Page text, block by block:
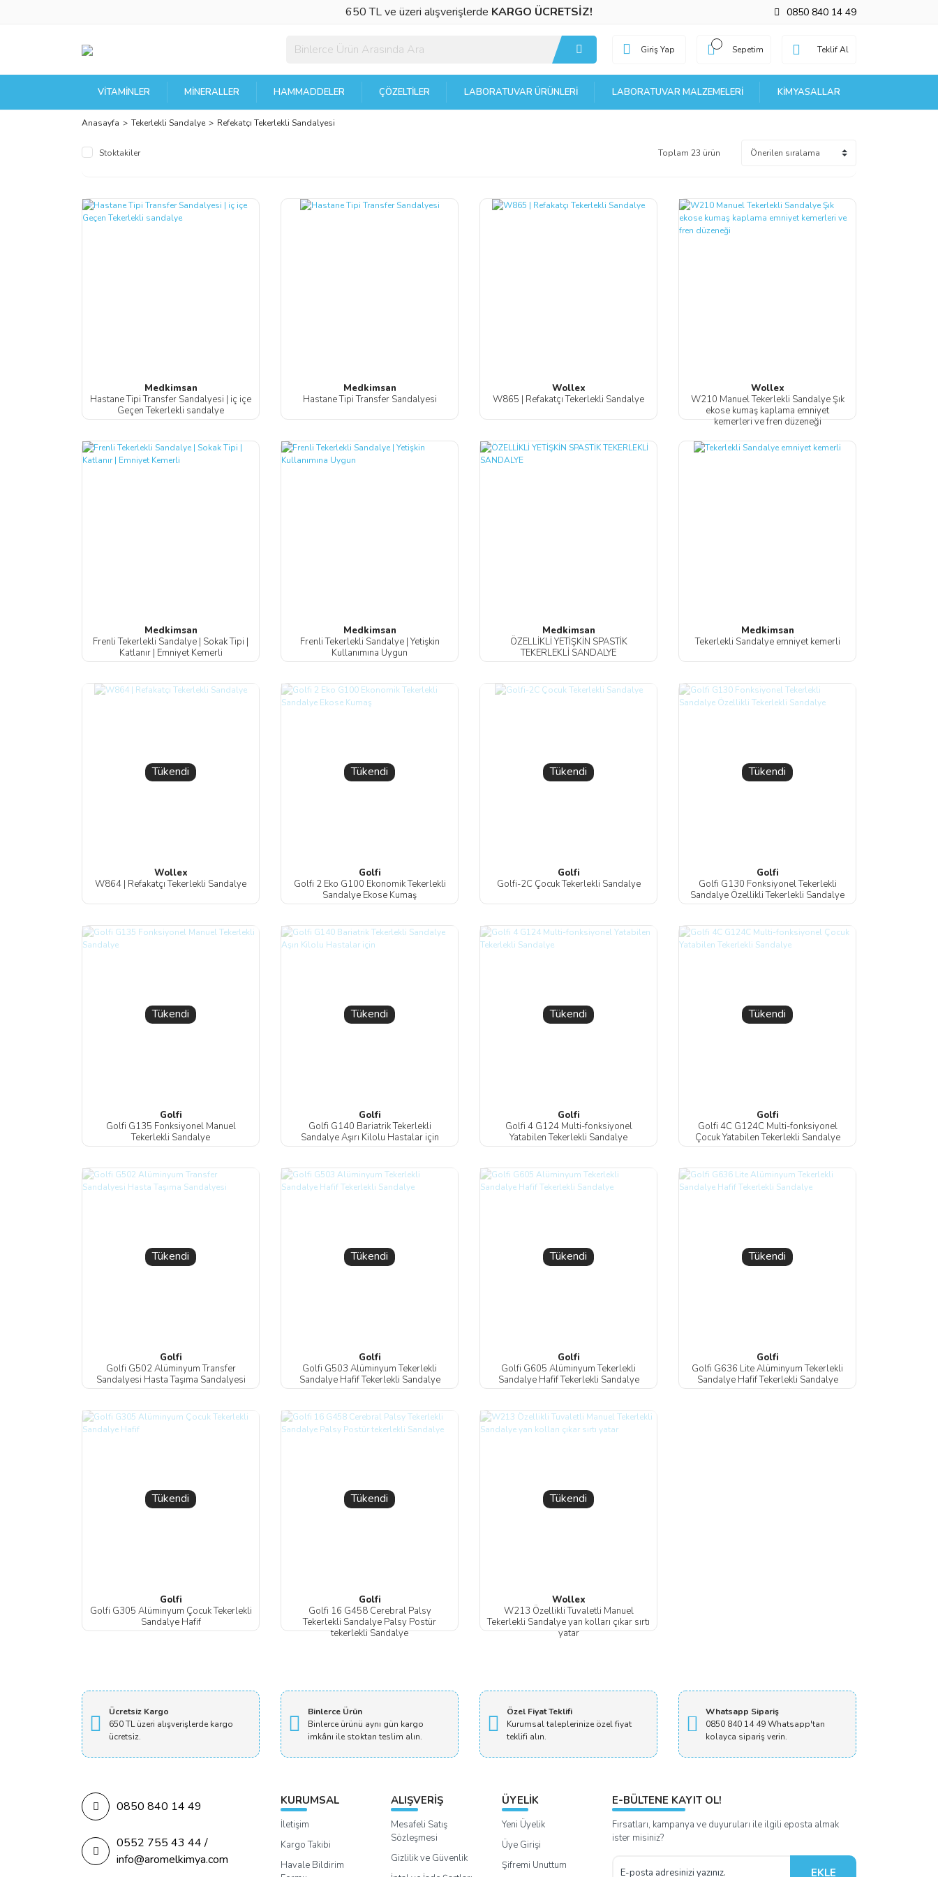
650 TL ve üzeri alışverişlerde KARGO ÜCRETSİZ! 0850 840 14 49
Giriş Yap Sepetim Teklif Al
VITAMINLER MINERALLER HAMMADDELER ÇÖZELTILER LABORATUVAR ÜRÜNLERI LABORATUVAR MALZEMELERI KIMYASALLAR
Anasayfa Tekerlekli Sandalye Refekatçı Tekerlekli Sandalyesi
Stoktakiler Toplam 23 ürün
Medkimsan
Hastane Tipi Transfer Sandalyesi | iç içe
Geçen Tekerlekli sandalye
Medkimsan
Hastane Tipi Transfer Sandalyesi
Wollex
W865 | Refakatçı Tekerlekli Sandalye
Wollex
W210 Manuel Tekerlekli Sandalye Şık
ekose kumaş kaplama emniyet
kemerleri ve fren düzeneği
Medkimsan
Frenli Tekerlekli Sandalye | Sokak Tipi |
Katlanır | Emniyet Kemerli
Medkimsan
Frenli Tekerlekli Sandalye | Yetişkin
Kullanımına Uygun
Medkimsan
ÖZELLİKLİ YETİŞKİN SPASTİK
TEKERLEKLİ SANDALYE
Medkimsan
Tekerlekli Sandalye emniyet kemerli
Tükendi
Wollex
W864 | Refakatçı Tekerlekli Sandalye
Tükendi
Golfi
Golfi 2 Eko G100 Ekonomik Tekerlekli
Sandalye Ekose Kumaş
Tükendi
Golfi
Golfi-2C Çocuk Tekerlekli Sandalye
Tükendi
Golfi
Golfi G130 Fonksiyonel Tekerlekli
Sandalye Özellikli Tekerlekli Sandalye
Tükendi
Golfi
Golfi G135 Fonksiyonel Manuel
Tekerlekli Sandalye
Tükendi
Golfi
Golfi G140 Bariatrik Tekerlekli
Sandalye Aşırı Kilolu Hastalar için
Tükendi
Golfi
Golfi 4 G124 Multi-fonksiyonel
Yatabilen Tekerlekli Sandalye
Tükendi
Golfi
Golfi 4C G124C Multi-fonksiyonel
Çocuk Yatabilen Tekerlekli Sandalye
Tükendi
Golfi
Golfi G502 Alüminyum Transfer
Sandalyesi Hasta Taşıma Sandalyesi
Tükendi
Golfi
Golfi G503 Alüminyum Tekerlekli
Sandalye Hafif Tekerlekli Sandalye
Tükendi
Golfi
Golfi G605 Alüminyum Tekerlekli
Sandalye Hafif Tekerlekli Sandalye
Tükendi
Golfi
Golfi G636 Lite Alüminyum Tekerlekli
Sandalye Hafif Tekerlekli Sandalye
Tükendi
Golfi
Golfi G305 Alüminyum Çocuk Tekerlekli
Sandalye Hafif
Tükendi
Golfi
Golfi 16 G458 Cerebral Palsy
Tekerlekli Sandalye Palsy Postür
tekerlekli Sandalye
Tükendi
Wollex
W213 Özellikli Tuvaletli Manuel
Tekerlekli Sandalye yan kolları çıkar sırtı
yatar
Ücretsiz Kargo
650 TL üzeri alışverişlerde kargo
ücretsiz.
Binlerce Ürün
Binlerce ürünü aynı gün kargo
imkânı ile stoktan teslim alın.
Özel Fiyat Teklifi
Kurumsal taleplerinize özel fiyat
teklifi alın.
Whatsapp Sipariş
0850 840 14 49 Whatsapp'tan
kolayca sipariş verin.
0850 840 14 49
0552 755 43 44 /
info@aromelkimya.com
KURUMSAL
İletişim
Kargo Takibi
Havale Bildirim
ALIŞVERİŞ
Mesafeli Satış
Sözleşmesi
Gizlilik ve Güvenlik
ÜYELİK
Yeni Üyelik
Üye Girişi
Şifremi Unuttum
E-BÜLTENE KAYIT OL!
Fırsatları, kampanya ve duyuruları ile ilgili eposta almak
ister misiniz?
EKLE